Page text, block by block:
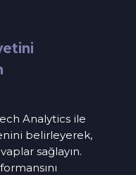
Analytics ile
belirleyerek,
sağlayın.